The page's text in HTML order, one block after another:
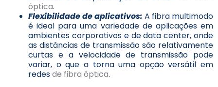
óptica.
Flexibilidade de aplicativos: A fibra multimodo
é ideal para uma variedade de aplicações em
ambientes corporativos e de data center, onde
as distâncias de transmissão são relativamente
curtas e a velocidade de transmissão pode
variar, o que a torna uma opção versátil em
redesde fibra óptica.